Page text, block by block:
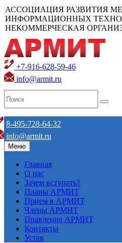
АССОЦИАЦИЯ РАЗВИТИЯ
ИНФОРМАЦИОННЫХ
НЕКОММЕРЧЕСКАЯ
+7-916-628-59-46
info@armit.ru
8-495-728-64-32
info@armit.ru
Меню
Главная
О нас
Зачем вступать?
Планы АРМИТ
Прием в АРМИТ
Члены АРМИТ
Правление АРМИТ
Контакты
Устав